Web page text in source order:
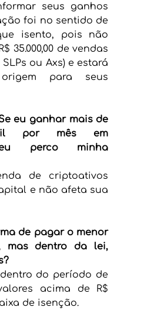
seus ganhos
foi no sentido de
isento, pois não
35.000,00 de vendas
SLPs ou Axs) e estará
para seus
eu ganhar mais de
por mês em
eu perco minha
de criptoativos
e não afeta sua
de pagar o menor
mas dentro da lei,
do período de
acima de R$
de isenção.